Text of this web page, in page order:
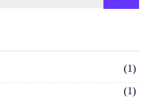
(1)
(1)